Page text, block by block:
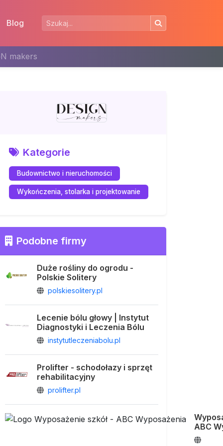
Blog
makers
Kategorie
Budownictwo i nieruchomości
Wykończenia, stolarka i projektowanie
Podobne firmy
Duże rośliny do ogrodu -
Polskie Solitery
polskiesolitery.pl
Lecenie bólu głowy | Instytut
Diagnostyki i Leczenia Bólu
instytutleczeniabolu.pl
Prolifter - schodołazy i sprzęt
rehabilitacyjny
prolifter.pl
ABC